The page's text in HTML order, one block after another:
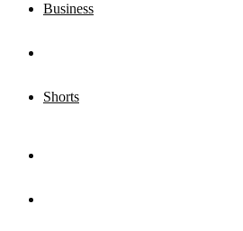
Business
Shorts